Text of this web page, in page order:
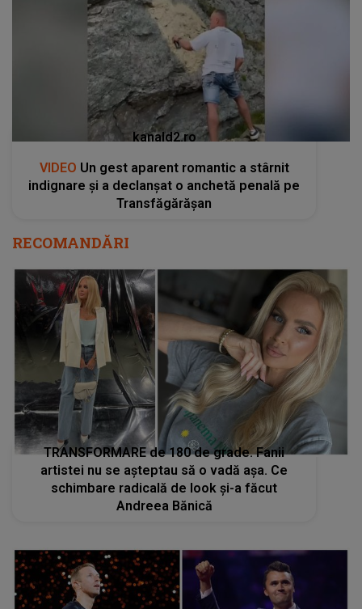
kanald2.ro
VIDEO Un gest aparent romantic a stârnit
indignare și a declanșat o anchetă penală pe
Transfăgărășan
RECOMANDĂRI
TRANSFORMARE de 180 de grade. Fanii
artistei nu se așteptau să o vadă așa. Ce
schimbare radicală de look și-a făcut
Andreea Bănică